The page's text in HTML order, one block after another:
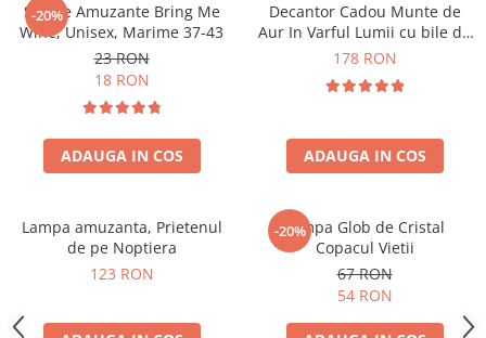
-20%
Sosete Amuzante Bring Me
Wine, Unisex, Marime 37-43
23 RON
18 RON
ADAUGA IN COS
Decantor Cadou Munte de
Aur In Varful Lumii cu bile de
curatare
178 RON
ADAUGA IN COS
Lampa amuzanta, Prietenul
de pe Noptiera
123 RON
-20%
Lampa Glob de Cristal
Copacul Vietii
67 RON
54 RON